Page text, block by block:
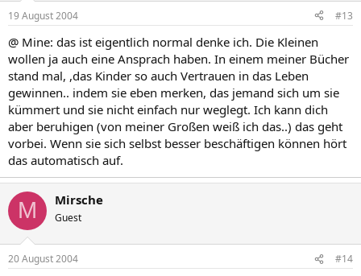
19 August 2004 #13
@ Mine: das ist eigentlich normal denke ich. Die Kleinen
wollen ja auch eine Ansprach haben. In einem meiner Bücher
stand mal, ,das Kinder so auch Vertrauen in das Leben
gewinnen.. indem sie eben merken, das jemand sich um sie
kümmert und sie nicht einfach nur weglegt. Ich kann dich
aber beruhigen (von meiner Großen weiß ich das..) das geht
vorbei. Wenn sie sich selbst besser beschäftigen können hört
das automatisch auf.
M Mirsche
Guest
20 August 2004 #14